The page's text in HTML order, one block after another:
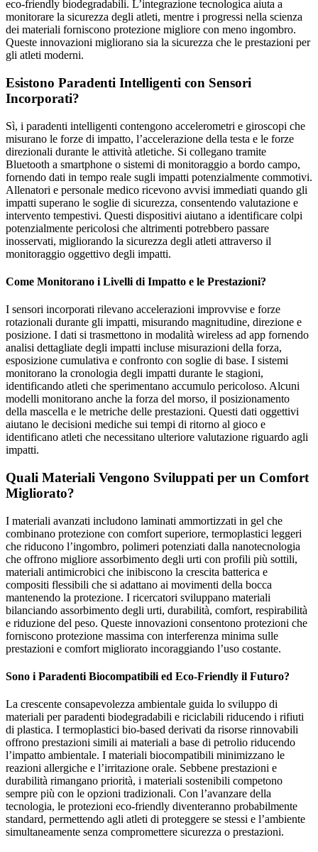
eco-friendly biodegradabili. L’integrazione tecnologica aiuta a
monitorare la sicurezza degli atleti, mentre i progressi nella scienza
dei materiali forniscono protezione migliore con meno ingombro.
Queste innovazioni migliorano sia la sicurezza che le prestazioni per
gli atleti moderni.
Esistono Paradenti Intelligenti con Sensori
Incorporati?
Sì, i paradenti intelligenti contengono accelerometri e giroscopi che
misurano le forze di impatto, l’accelerazione della testa e le forze
direzionali durante le attività atletiche. Si collegano tramite
Bluetooth a smartphone o sistemi di monitoraggio a bordo campo,
fornendo dati in tempo reale sugli impatti potenzialmente commotivi.
Allenatori e personale medico ricevono avvisi immediati quando gli
impatti superano le soglie di sicurezza, consentendo valutazione e
intervento tempestivi. Questi dispositivi aiutano a identificare colpi
potenzialmente pericolosi che altrimenti potrebbero passare
inosservati, migliorando la sicurezza degli atleti attraverso il
monitoraggio oggettivo degli impatti.
Come Monitorano i Livelli di Impatto e le Prestazioni?
I sensori incorporati rilevano accelerazioni improvvise e forze
rotazionali durante gli impatti, misurando magnitudine, direzione e
posizione. I dati si trasmettono in modalità wireless ad app fornendo
analisi dettagliate degli impatti incluse misurazioni della forza,
esposizione cumulativa e confronto con soglie di base. I sistemi
monitorano la cronologia degli impatti durante le stagioni,
identificando atleti che sperimentano accumulo pericoloso. Alcuni
modelli monitorano anche la forza del morso, il posizionamento
della mascella e le metriche delle prestazioni. Questi dati oggettivi
aiutano le decisioni mediche sui tempi di ritorno al gioco e
identificano atleti che necessitano ulteriore valutazione riguardo agli
impatti.
Quali Materiali Vengono Sviluppati per un Comfort
Migliorato?
I materiali avanzati includono laminati ammortizzati in gel che
combinano protezione con comfort superiore, termoplastici leggeri
che riducono l’ingombro, polimeri potenziati dalla nanotecnologia
che offrono migliore assorbimento degli urti con profili più sottili,
materiali antimicrobici che inibiscono la crescita batterica e
compositi flessibili che si adattano ai movimenti della bocca
mantenendo la protezione. I ricercatori sviluppano materiali
bilanciando assorbimento degli urti, durabilità, comfort, respirabilità
e riduzione del peso. Queste innovazioni consentono protezioni che
forniscono protezione massima con interferenza minima sulle
prestazioni e comfort migliorato incoraggiando l’uso costante.
Sono i Paradenti Biocompatibili ed Eco-Friendly il Futuro?
La crescente consapevolezza ambientale guida lo sviluppo di
materiali per paradenti biodegradabili e riciclabili riducendo i rifiuti
di plastica. I termoplastici bio-based derivati da risorse rinnovabili
offrono prestazioni simili ai materiali a base di petrolio riducendo
l’impatto ambientale. I materiali biocompatibili minimizzano le
reazioni allergiche e l’irritazione orale. Sebbene prestazioni e
durabilità rimangano priorità, i materiali sostenibili competono
sempre più con le opzioni tradizionali. Con l’avanzare della
tecnologia, le protezioni eco-friendly diventeranno probabilmente
standard, permettendo agli atleti di proteggere se stessi e l’ambiente
simultaneamente senza compromettere sicurezza o prestazioni.